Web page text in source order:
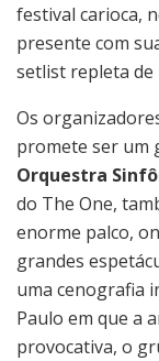
festival carioca,
presente com
setlist repleta de
Os
promete ser um
Orquestra
do The One,
enorme palco,
grandes
uma cenografia
Paulo em que a
provocativa, o